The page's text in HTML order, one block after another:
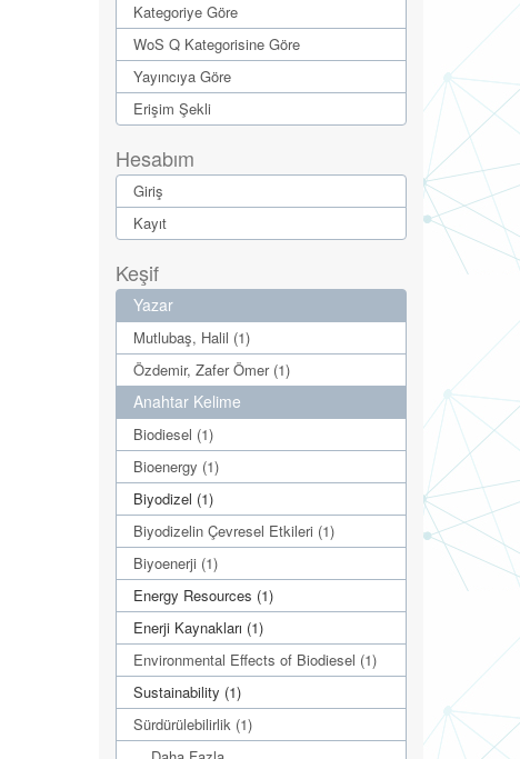
Kategoriye Göre
WoS Q Kategorisine Göre
Yayıncıya Göre
Erişim Şekli
Hesabım
Giriş
Kayıt
Keşif
Yazar
Mutlubaş, Halil (1)
Özdemir, Zafer Ömer (1)
Anahtar Kelime
Biodiesel (1)
Bioenergy (1)
Biyodizel (1)
Biyodizelin Çevresel Etkileri (1)
Biyoenerji (1)
Energy Resources (1)
Enerji Kaynakları (1)
Environmental Effects of Biodiesel (1)
Sustainability (1)
Sürdürülebilirlik (1)